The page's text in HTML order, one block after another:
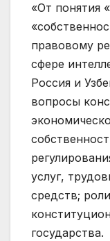
«От понятия
правовому
сфере
Россия и
вопросы
услуг,
средств;
государства.